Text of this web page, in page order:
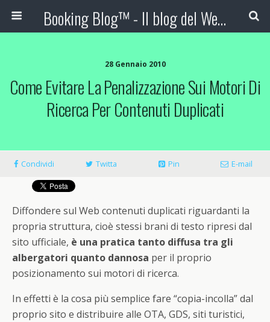
Booking Blog™ - Il blog del Web Marketing Turistico
28 Gennaio 2010
Come Evitare La Penalizzazione Sui Motori Di
Ricerca Per Contenuti Duplicati
Condividi Twitta Pin E-mail
Diffondere sul Web contenuti duplicati riguardanti la
propria struttura, cioè stessi brani di testo ripresi dal
sito ufficiale, è una pratica tanto diffusa tra gli
albergatori quanto dannosa per il proprio
posizionamento sui motori di ricerca.
In effetti è la cosa più semplice fare “copia-incolla” dal
proprio sito e distribuire alle OTA, GDS, siti turistici,